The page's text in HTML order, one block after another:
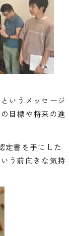
いうメッセージ
目標や将来の進
定書を手にした
う前向きな気持